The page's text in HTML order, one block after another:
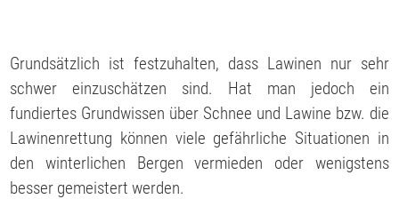
Grundsätzlich ist festzuhalten, dass Lawinen nur sehr
schwer einzuschätzen sind. Hat man jedoch ein
fundiertes Grundwissen über Schnee und Lawine bzw. die
Lawinenrettung können viele gefährliche Situationen in
den winterlichen Bergen vermieden oder wenigstens
besser gemeistert werden.